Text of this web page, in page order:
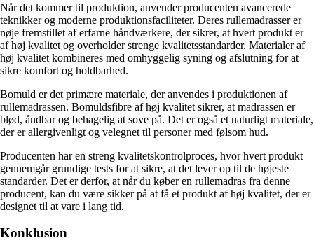
Når det kommer til produktion, anvender producenten avancerede
teknikker og moderne produktionsfaciliteter. Deres rullemadrasser er
nøje fremstillet af erfarne håndværkere, der sikrer, at hvert produkt er
af høj kvalitet og overholder strenge kvalitetsstandarder. Materialer af
høj kvalitet kombineres med omhyggelig syning og afslutning for at
sikre komfort og holdbarhed.
Bomuld er det primære materiale, der anvendes i produktionen af
rullemadrassen. Bomuldsfibre af høj kvalitet sikrer, at madrassen er
blød, åndbar og behagelig at sove på. Det er også et naturligt materiale,
der er allergivenligt og velegnet til personer med følsom hud.
Producenten har en streng kvalitetskontrolproces, hvor hvert produkt
gennemgår grundige tests for at sikre, at det lever op til de højeste
standarder. Det er derfor, at når du køber en rullemadras fra denne
producent, kan du være sikker på at få et produkt af høj kvalitet, der er
designet til at vare i lang tid.
Konklusion